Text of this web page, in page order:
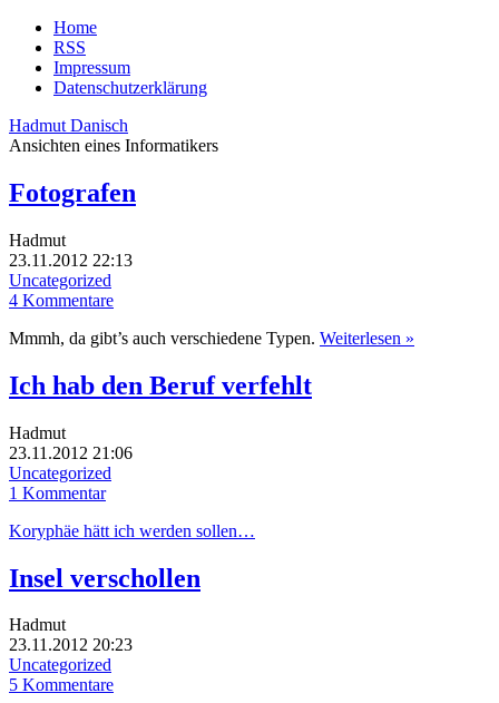
Home
RSS
Impressum
Datenschutzerklärung
Hadmut Danisch
Ansichten eines Informatikers
Fotografen
Hadmut
23.11.2012 22:13
Uncategorized
4 Kommentare
Mmmh, da gibt’s auch verschiedene Typen. Weiterlesen »
Ich hab den Beruf verfehlt
Hadmut
23.11.2012 21:06
Uncategorized
1 Kommentar
Koryphäe hätt ich werden sollen…
Insel verschollen
Hadmut
23.11.2012 20:23
Uncategorized
5 Kommentare